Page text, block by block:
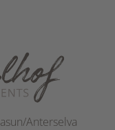
Anterselva